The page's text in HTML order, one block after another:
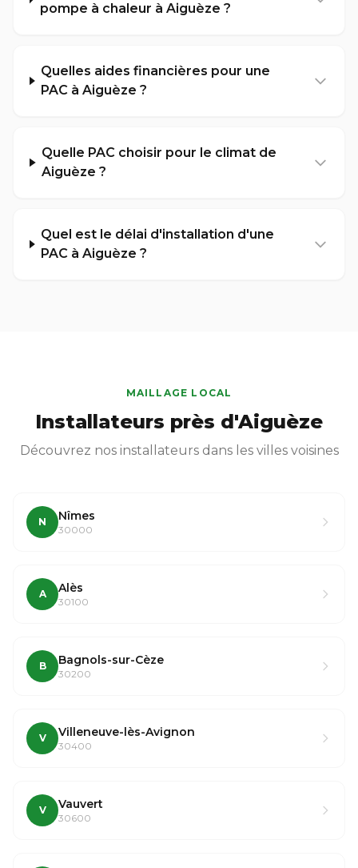
pompe à chaleur à Aiguèze ?
Quelles aides financières pour une
PAC à Aiguèze ?
Quelle PAC choisir pour le climat de
Aiguèze ?
Quel est le délai d'installation d'une
PAC à Aiguèze ?
MAILLAGE LOCAL
Installateurs près d'Aiguèze
Découvrez nos installateurs dans les villes voisines
N Nîmes
30000
A Alès
30100
B Bagnols-sur-Cèze
30200
V Villeneuve-lès-Avignon
30400
V Vauvert
30600